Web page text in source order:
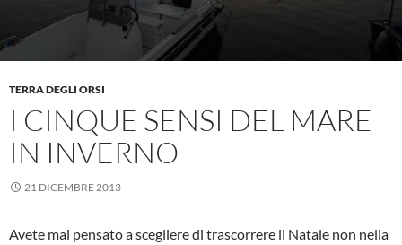
TERRA DEGLI ORSI
I CINQUE SENSI DEL MARE
IN INVERNO
21 DICEMBRE 2013
Avete mai pensato a scegliere di trascorrere il Natale non nella